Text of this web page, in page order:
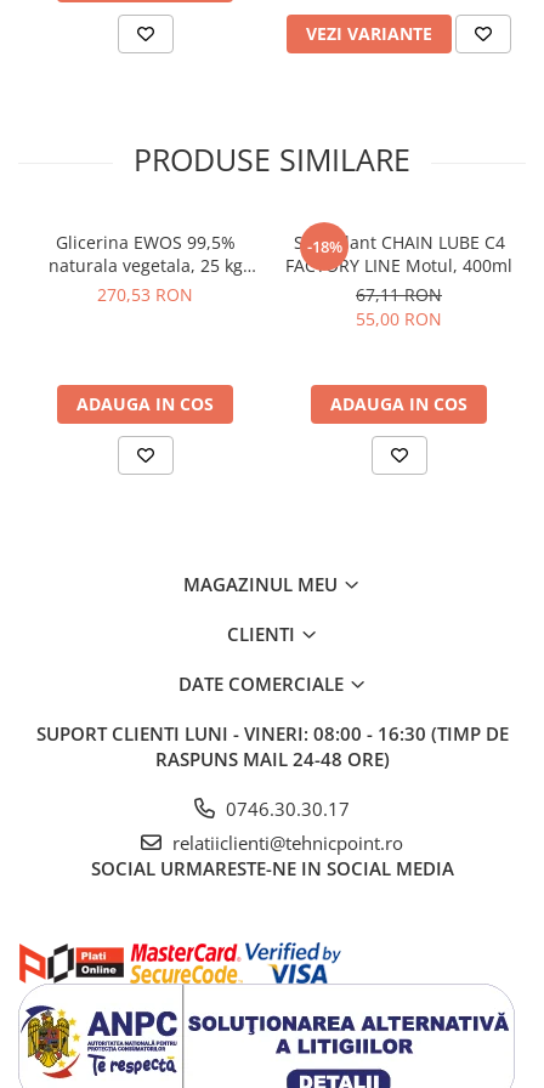
VEZI VARIANTE
PRODUSE SIMILARE
Glicerina EWOS 99,5%
naturala vegetala, 25 kg
kosher/halal, grad
270,53 RON
ADAUGA IN COS
-18%
Spray lant CHAIN LUBE C4
FACTORY LINE Motul, 400ml
67,11 RON
55,00 RON
ADAUGA IN COS
MAGAZINUL MEU
CLIENTI
DATE COMERCIALE
SUPORT CLIENTI LUNI - VINERI: 08:00 - 16:30 (TIMP DE
RASPUNS MAIL 24-48 ORE)
0746.30.30.17
relatiiclienti@tehnicpoint.ro
SOCIAL URMARESTE-NE IN SOCIAL MEDIA